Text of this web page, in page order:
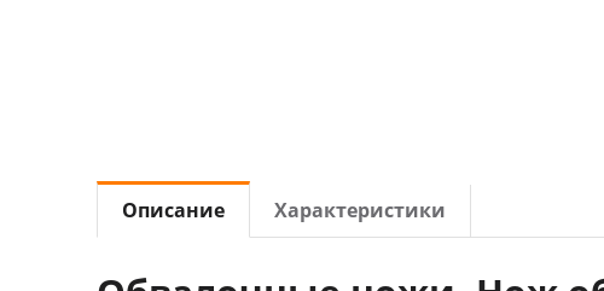
Описание Характеристики